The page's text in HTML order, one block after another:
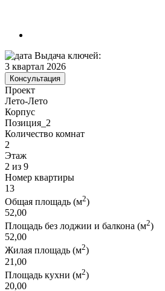
Выдача ключей:
3 квартал 2026
Консультация
Проект
Лето-Лето
Корпус
Позиция_2
Количество комнат
2
Этаж
2 из 9
Номер квартиры
13
Общая площадь (м2)
52,00
Площадь без лоджии и балкона (м2)
52,00
Жилая площадь (м2)
21,00
Площадь кухни (м2)
20,00